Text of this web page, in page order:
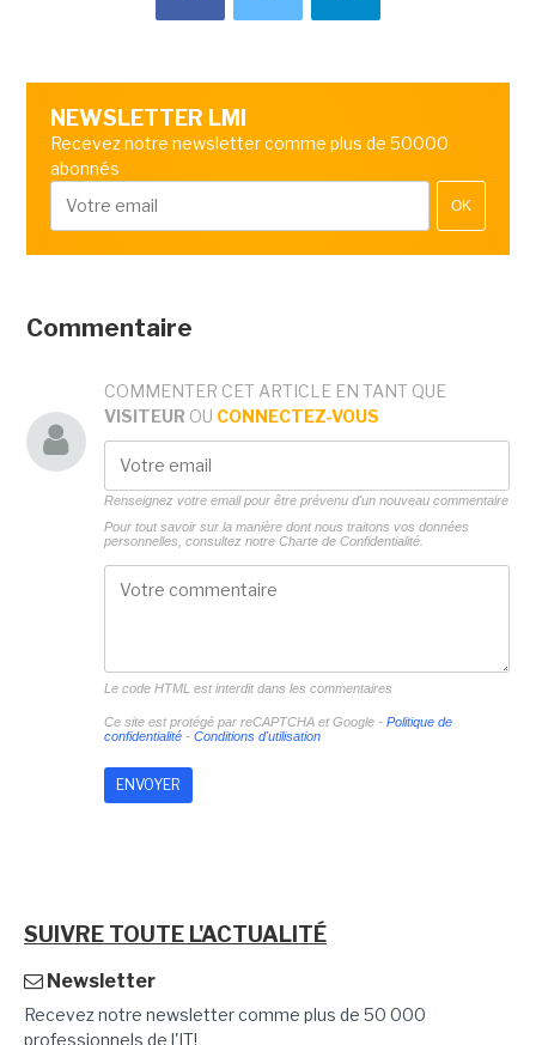
NEWSLETTER LMI
Recevez notre newsletter comme plus de 50000
abonnés
OK
Commentaire
COMMENTER CET ARTICLE EN TANT QUE
VISITEUR OU CONNECTEZ-VOUS
Renseignez votre email pour être prévenu d'un nouveau commentaire
Pour tout savoir sur la manière dont nous traitons vos données
personnelles, consultez notre Charte de Confidentialité.
Le code HTML est interdit dans les commentaires
Ce site est protégé par reCAPTCHA et Google - Politique de
confidentialité- Conditions d'utilisation
SUIVRE TOUTE L'ACTUALITÉ
Newsletter
Recevez notre newsletter comme plus de 50 000
professionnels de l'IT!